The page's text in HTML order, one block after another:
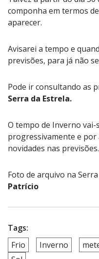
componha em termos
aparecer.
Avisarei a tempo e
previsões, para já não
Pode ir consultando as
Serra da Estrela.
O tempo de Inverno vai-
progressivamente e
novidades nas previsões.
Foto de arquivo na
Patrício
Tags:
Frio
Inverno